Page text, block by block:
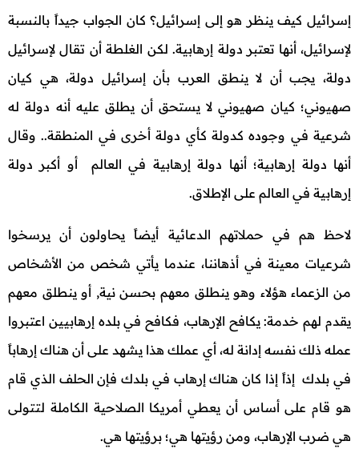
إسرائيل كيف ينظر هو إلى إسرائيل؟ كان الجواب جيداً بالنسبة
لإسرائيل، أنها تعتبر دولة إرهابية. لكن الغلطة أن تقال لإسرائيل
دولة، يجب أن لا ينطق العرب بأن إسرائيل دولة، هي كيان
صهيوني؛ كيان صهيوني لا يستحق أن يطلق عليه أنه دولة له
شرعية في وجوده كدولة كأي دولة أخرى في المنطقة.. وقال
أنها دولة إرهابية؛ أنها دولة إرهابية في العالم أو أكبر دولة
إرهابية في العالم على الإطلاق.
لاحظ هم في حملاتهم الدعائية أيضاً يحاولون أن يرسخوا
شرعيات معينة في أذهاننا، عندما يأتي شخص من الأشخاص
من الزعماء هؤلاء وهو ينطلق معهم بحسن نية, أو ينطلق معهم
يقدم لهم خدمة: يكافح الإرهاب، فكافح في بلده إرهابيين اعتبروا
عمله ذلك نفسه إدانة له، أي عملك هذا يشهد على أن هناك إرهاباً
في بلدك إذاً إذا كان هناك إرهاب في بلدك فإن الحلف الذي قام
هو قام على أساس أن يعطي أمريكا الصلاحية الكاملة لتتولى
هي ضرب الإرهاب، ومن رؤيتها هي؛ برؤيتها هي.